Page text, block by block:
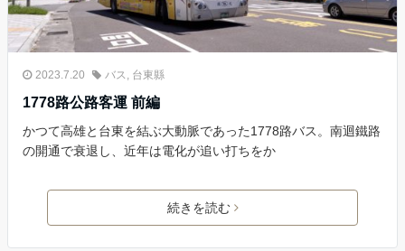
2023.7.20 バス, 台東縣
1778路公路客運 前編
かつて高雄と台東を結ぶ大動脈であった1778路バス。南迴鐵路
の開通で衰退し、近年は電化が追い打ちをか
続きを読む